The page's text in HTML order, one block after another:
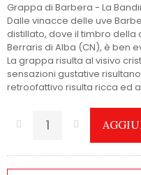
Grappa di Barbera - La
Dalle vinacce delle uve
distillato, dove il timbro della
Berraris di Alba (CN), è ben
La grappa risulta al visivo
sensazioni gustative
retroofattivo risulta ricca ed